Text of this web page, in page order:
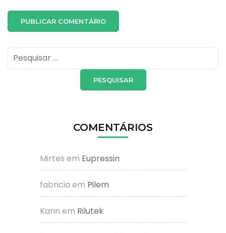
Pesquisar
por:
COMENTÁRIOS
Mirtes em Eupressin
fabricia em Pilem
Karin em Rilutek